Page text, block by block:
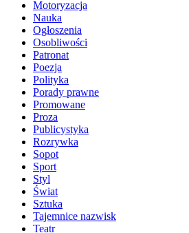
Motoryzacja
Nauka
Ogłoszenia
Osobliwości
Patronat
Poezja
Polityka
Porady prawne
Promowane
Proza
Publicystyka
Rozrywka
Sopot
Sport
Styl
Świat
Sztuka
Tajemnice nazwisk
Teatr